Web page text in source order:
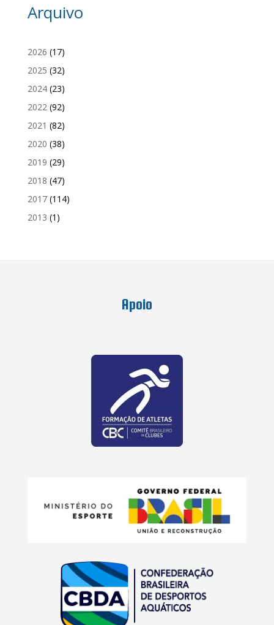
Arquivo
2026 (17)
2025 (32)
2024(23)
2022 (92)
2021 (82)
2020 (38)
2019 (29)
2018 (47)
2017(114)
2013 (1)
Apoio